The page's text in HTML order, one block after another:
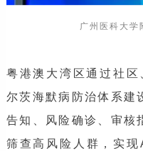
广州医科大学
粤港澳大湾区通过社
尔茨海默病防治体系建
告知、风险确诊、审核
筛查高风险人群，实